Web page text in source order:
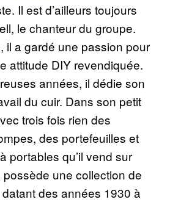
Il est d’ailleurs toujours
le chanteur du groupe.
il a gardé une passion pour
attitude DIY revendiquée.
années, il dédie son
du cuir. Dans son petit
trois fois rien des
des portefeuilles et
portables qu’il vend sur
possède une collection de
des années 1930 à